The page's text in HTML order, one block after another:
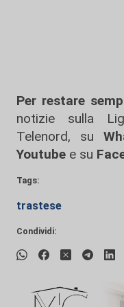
Per restare
notizie sulla
Telenord, su
Youtube e su
Tags:
trastese
Condividi: